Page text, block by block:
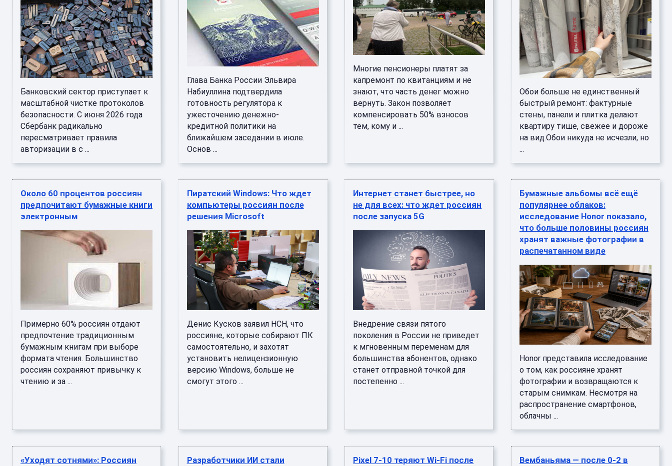
Банковский сектор приступает к
масштабной чистке протоколов
безопасности. С июня 2026 года
Сбербанк радикально
пересматривает правила
авторизации в с ...
Глава Банка России Эльвира
Набиуллина подтвердила
готовность регулятора к
ужесточению денежно-
кредитной политики на
ближайшем заседании в июле.
Основ ...
Многие пенсионеры платят за
капремонт по квитанциям и не
знают, что часть денег можно
вернуть. Закон позволяет
компенсировать 50% взносов
тем, кому и ...
Обои больше не единственный
быстрый ремонт: фактурные
стены, панели и плитка делают
квартиру тише, свежее и дороже
на вид.Обои никуда не исчезли, но
...
Около 60 процентов россиян
предпочитают бумажные книги
электронным
Примерно 60% россиян отдают
предпочтение традиционным
бумажным книгам при выборе
формата чтения. Большинство
россиян сохраняют привычку к
чтению и за ...
Пиратский Windows: Что ждет
компьютеры россиян после
решения Microsoft
Денис Кусков заявил НСН, что
россияне, которые собирают ПК
самостоятельно, и захотят
установить нелицензионную
версию Windows, больше не
смогут этого ...
Интернет станет быстрее, но
не для всех: что ждет россиян
после запуска 5G
Внедрение связи пятого
поколения в России не приведет
к мгновенным переменам для
большинства абонентов, однако
станет отправной точкой для
постепенно ...
Бумажные альбомы всё ещё
популярнее облаков:
исследование Honor показало,
что больше половины россиян
хранят важные фотографии в
распечатанном виде
Honor представила исследование
о том, как россияне хранят
фотографии и возвращаются к
старым снимкам. Несмотря на
распространение смартфонов,
облачны ...
«Уходят сотнями»: Россиян
Разработчики ИИ стали
Pixel 7-10 теряют Wi‑Fi после
Вембаньяма — после 0-2 в